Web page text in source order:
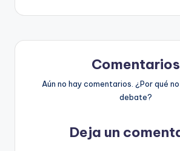
Comentarios
Aún no hay comentarios. ¿Por qué
debate?
Deja un